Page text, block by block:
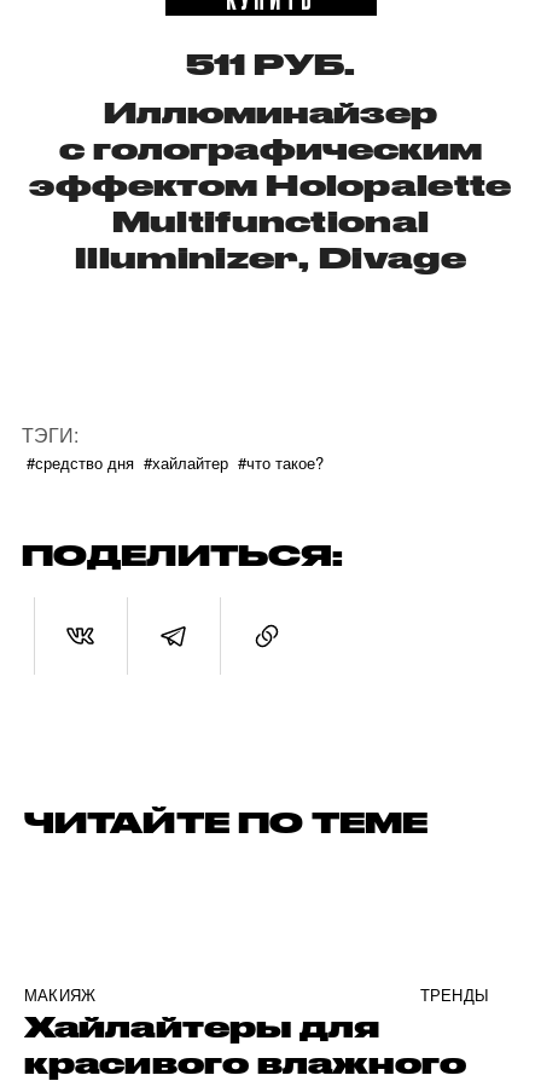
511 РУБ.
Иллюминайзер
с голографическим
эффектом Holopalette
Multifunctional
Illuminizer, Divage
ТЭГИ:
#средство дня #хайлайтер #что такое?
ПОДЕЛИТЬСЯ:
ЧИТАЙТЕ ПО ТЕМЕ
МАКИЯЖ ТРЕНДЫ
Хайлайтеры для
красивого влажного